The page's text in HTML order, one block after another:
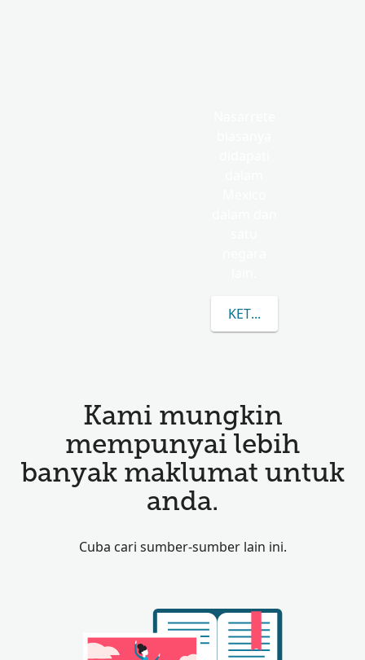
KETAHUI LEBIH
Kami mungkin
mempunyai lebih
banyak maklumat untuk
anda.
Cuba cari sumber-sumber lain ini.